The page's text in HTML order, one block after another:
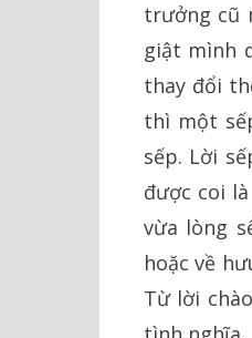
trưởng cũ
giật mình
thay đổi
thì một
sếp. Lời
được coi
vừa lòng
hoặc về
Từ lời